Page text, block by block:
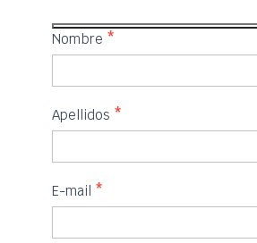
IFEDES
Nombre *
Apellidos *
E-mail *